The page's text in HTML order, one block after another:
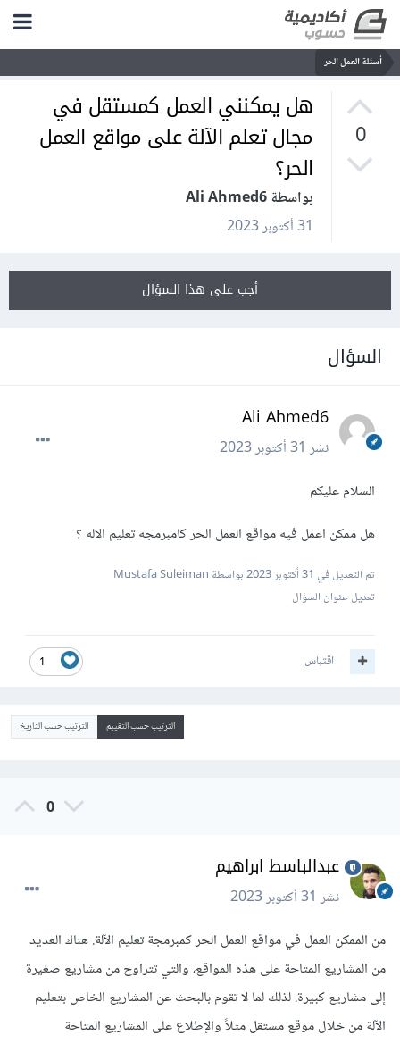
أسئلة العمل الحر
0
هل يمكنني العمل كمستقل في
مجال تعلم الآلة على مواقع العمل
الحر؟
بواسطة Ali Ahmed6
31 أكتوبر 2023
أجب على هذا السؤال
السؤال
Ali Ahmed6
نشر31 أكتوبر 2023
السلام عليكم
هل ممكن اعمل فيه مواقع العمل الحر كامبرمجه تعليم الاله ؟
تم التعديل في 31 أكتوبر 2023
بواسطة Mustafa Suleiman
تعديل عنوان السؤال
1 اقتباس
الترتيب حسب التقييم الترتيب حسب التاريخ
0
عبدالباسط ابراهيم
نشر31 أكتوبر 2023
من الممكن العمل في مواقع العمل الحر كمبرمجة تعليم الآلة. هناك العديد
من المشاريع المتاحة على هذه المواقع، والتي تتراوح من مشاريع صغيرة
إلى مشاريع كبيرة. لذلك لما لا تقوم بالبحث عن المشاريع الخاص بتعليم
الآلة من خلال موقع مستقل مثلاً والإطلاع على المشاريع المتاحة